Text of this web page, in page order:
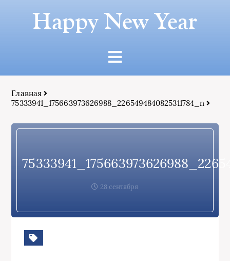
Happy New Year
Главная
75333941_175663973626988_2265494840825311784_n
28 сентября